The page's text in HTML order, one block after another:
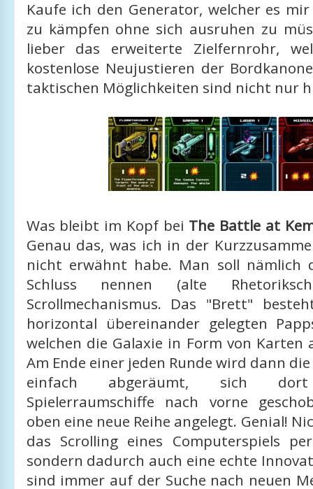
Kaufe ich den Generator, welcher es
zu kämpfen ohne sich ausruhen zu
lieber das erweiterte Zielfernrohr,
kostenlose Neujustieren der
taktischen Möglichkeiten sind nicht nur
Was bleibt im Kopf bei The Battle at
Genau das, was ich in der
nicht erwähnt habe. Man soll nämlich
Schluss nennen (alte
Scrollmechanismus. Das "Brett"
horizontal übereinander gelegten
welchen die Galaxie in Form von Karten
Am Ende einer jeden Runde wird dann
einfach abgeräumt, sich dort
Spielerraumschiffe nach vorne
oben eine neue Reihe angelegt. Genial!
das Scrolling eines Computerspiels
sondern dadurch auch eine echte
sind immer auf der Suche nach neuen